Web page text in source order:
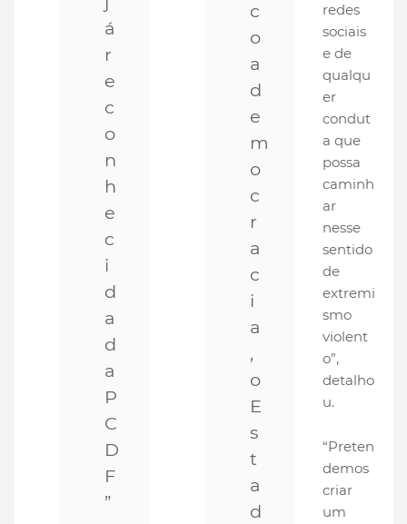
á
r
e
c
o
n
h
e
c
i
d
a
d
a
P
C
D
F
”
c
o
a
d
e
m
o
c
r
a
c
i
a
,
o
E
s
t
a
d
redes
sociais
e de
qualqu
er
condut
a que
possa
caminh
ar
nesse
sentido
de
extremi
smo
violent
o”,
detalho
u.
“Preten
demos
criar
um